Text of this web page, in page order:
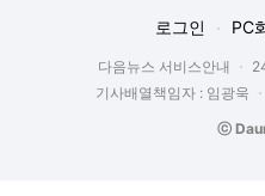
로그인 PC
다음뉴스 서비스안내
기사배열책임자 : 임광욱
ⓒ